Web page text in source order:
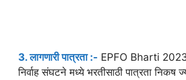
3. लागणारी पात्रता :- EPFO Bharti 2023-
निर्वाह संघटने मध्ये भरतीसाठी पात्रता निकष